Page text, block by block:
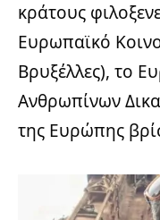
κράτους
Ευρωπαϊκό
Βρυξέλλες), το
Ανθρωπίνων
της Ευρώπης